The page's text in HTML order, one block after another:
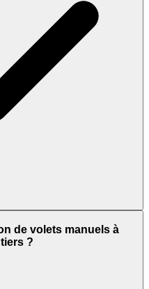
de volets manuels à
?